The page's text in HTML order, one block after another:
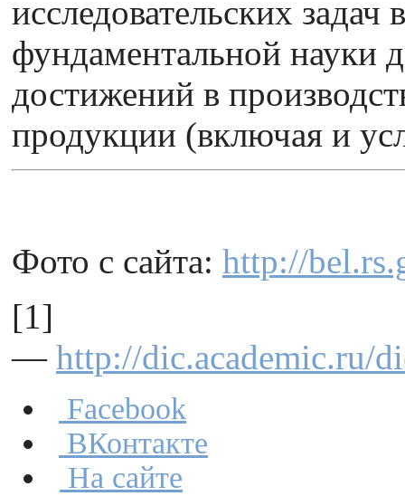
исследовательских задач
фундаментальной науки
достижений в
продукции (включая и
Фото с сайта: http://
[1]
— http://dic.academic.ru/
Facebook
ВКонтакте
На сайте